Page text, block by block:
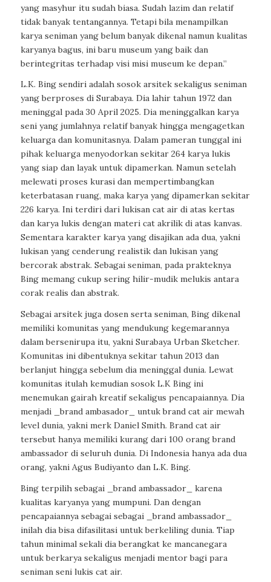
yang masyhur itu sudah biasa. Sudah lazim dan relatif
tidak banyak tentangannya. Tetapi bila menampilkan
karya seniman yang belum banyak dikenal namun kualitas
karyanya bagus, ini baru museum yang baik dan
berintegritas terhadap visi misi museum ke depan.”
L.K. Bing sendiri adalah sosok arsitek sekaligus seniman
yang berproses di Surabaya. Dia lahir tahun 1972 dan
meninggal pada 30 April 2025. Dia meninggalkan karya
seni yang jumlahnya relatif banyak hingga mengagetkan
keluarga dan komunitasnya. Dalam pameran tunggal ini
pihak keluarga menyodorkan sekitar 264 karya lukis
yang siap dan layak untuk dipamerkan. Namun setelah
melewati proses kurasi dan mempertimbangkan
keterbatasan ruang, maka karya yang dipamerkan sekitar
226 karya. Ini terdiri dari lukisan cat air di atas kertas
dan karya lukis dengan materi cat akrilik di atas kanvas.
Sementara karakter karya yang disajikan ada dua, yakni
lukisan yang cenderung realistik dan lukisan yang
bercorak abstrak. Sebagai seniman, pada prakteknya
Bing memang cukup sering hilir-mudik melukis antara
corak realis dan abstrak.
Sebagai arsitek juga dosen serta seniman, Bing dikenal
memiliki komunitas yang mendukung kegemarannya
dalam bersenirupa itu, yakni Surabaya Urban Sketcher.
Komunitas ini dibentuknya sekitar tahun 2013 dan
berlanjut hingga sebelum dia meninggal dunia. Lewat
komunitas itulah kemudian sosok L.K Bing ini
menemukan gairah kreatif sekaligus pencapaiannya. Dia
menjadi _brand ambasador_ untuk brand cat air mewah
level dunia, yakni merk Daniel Smith. Brand cat air
tersebut hanya memiliki kurang dari 100 orang brand
ambassador di seluruh dunia. Di Indonesia hanya ada dua
orang, yakni Agus Budiyanto dan L.K. Bing.
Bing terpilih sebagai _brand ambassador_ karena
kualitas karyanya yang mumpuni. Dan dengan
pencapaiannya sebagai sebagai _brand ambassador_
inilah dia bisa difasilitasi untuk berkeliling dunia. Tiap
tahun minimal sekali dia berangkat ke mancanegara
untuk berkarya sekaligus menjadi mentor bagi para
seniman seni lukis cat air.